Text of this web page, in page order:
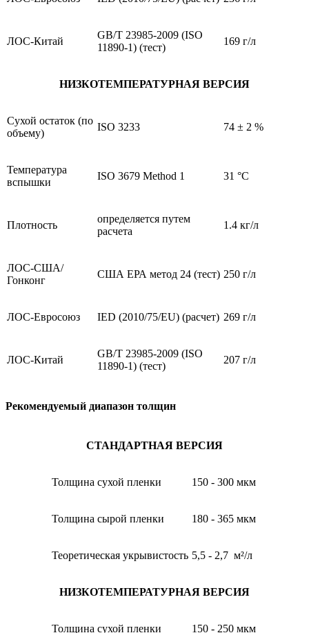
ЛОС-Китай
GB/T 23985-2009 (ISO
11890-1) (тест)
169 г/л
НИЗКОТЕМПЕРАТУРНАЯ ВЕРСИЯ
Сухой остаток (по
объему)
ISO 3233 74 ± 2 %
Температура
вспышки
ISO 3679 Method 1 31 °C
Плотность
определяется путем
расчета
1.4 кг/л
ЛОС-США/
Гонконг
США ЕРА метод 24 (тест) 250 г/л
ЛОС-Евросоюз IED (2010/75/EU) (расчет) 269 г/л
ЛОС-Китай
GB/T 23985-2009 (ISO
11890-1) (тест)
207 г/л
Рекомендуемый диапазон толщин
СТАНДАРТНАЯ ВЕРСИЯ
Толщина сухой пленки 150 - 300 мкм
Толщина сырой пленки 180 - 365 мкм
Теоретическая укрывистость 5,5 - 2,7 м²/л
НИЗКОТЕМПЕРАТУРНАЯ ВЕРСИЯ
Толщина сухой пленки 150 - 250 мкм